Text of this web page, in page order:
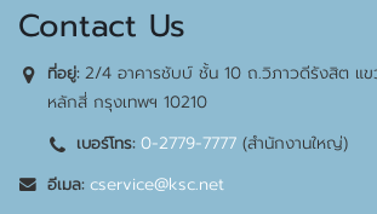
Contact Us
ที่อยู่:2/4 อาคารชับบ์ ชั้น 10 ถ.วิภาวดีรังสิต แข
หลักสี่ กรุงเทพฯ 10210
เบอร์โทร: 0-2779-7777 (สำนักงานใหญ่)
อีเมล: cservice@ksc.net